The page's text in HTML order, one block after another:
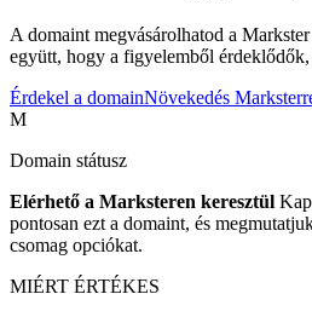
A domaint megvásárolhatod a
együtt, hogy a figyelemből
Érdekel a domainNövekedés
M
Domain státusz
Elérhető a Marksteren keresztül
pontosan ezt a domaint, és
csomag opciókat.
MIÉRT ÉRTÉKES